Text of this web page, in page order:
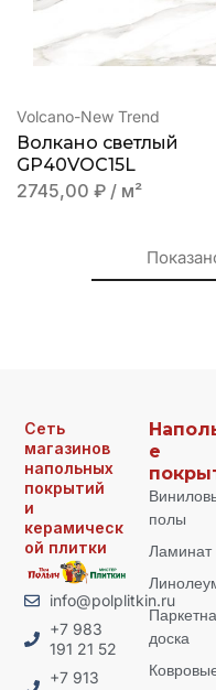
Volcano-New Trend
Волкано светлый
GP40VOC15L
2745,00 ₽ / м²
Сеть
магазинов
напольных
покрытий
и
керамическ
ой плитки
info@polplitkin.ru
+7 983
191 21 52
+7 913
е
полы
Ламинат
доска